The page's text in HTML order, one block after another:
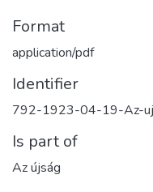
Format
application/pdf
Identifier
792-1923-04-19-Az-
Is part of
Az újság